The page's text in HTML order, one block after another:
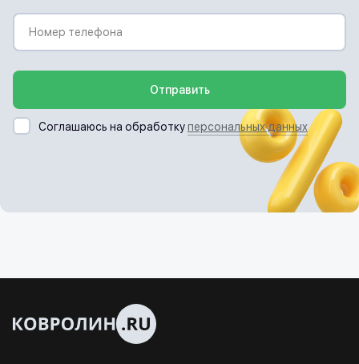
Отправить
Соглашаюсь на обработкуперсональных данных